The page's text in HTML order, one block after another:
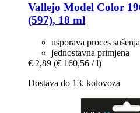
Vallejo Model Color
(597), 18 ml
usporava proces sušenja
jednostavna primjena
€ 2,89 (€ 160,56 / l)
Dostava do 13. kolovoza